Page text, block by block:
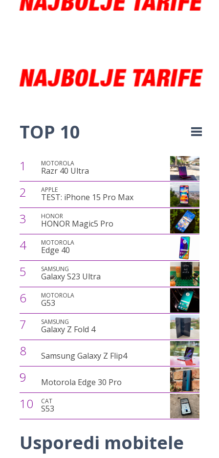
TOP 10
1 MOTOROLA
Razr 40 Ultra
2 APPLE
TEST: iPhone 15 Pro Max
3 HONOR
HONOR Magic5 Pro
4 MOTOROLA
Edge 40
5 SAMSUNG
Galaxy S23 Ultra
6 MOTOROLA
G53
7 SAMSUNG
Galaxy Z Fold 4
8 Samsung Galaxy Z Flip4
9 Motorola Edge 30 Pro
10 CAT
S53
Usporedi mobitele